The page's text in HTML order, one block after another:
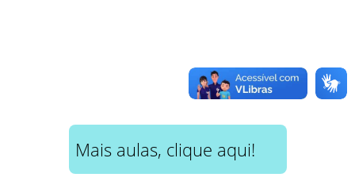
Mais aulas, clique aqui!